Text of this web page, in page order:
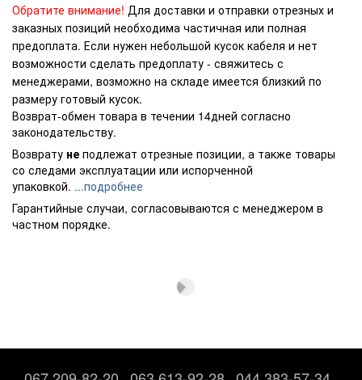
Обратите внимание! Для доставки и отправки отрезных и
заказных позиций необходима частичная или полная
предоплата. Если нужен небольшой кусок кабеля и нет
возможности сделать предоплату - свяжитесь с
менеджерами, возможно на складе имеется близкий по
размеру готовый кусок.
Возврат-обмен товара в течении 14дней согласно
законодательству.
Возврату не подлежат отрезные позиции, а также товары
со следами эксплуатации или испорченной
упаковкой. ...подробнее
Гарантийные случаи, согласовываются с менеджером в
частном порядке.